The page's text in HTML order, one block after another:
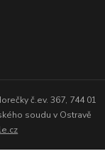
č.ev. 367, 744 01
soudu v Ostravě